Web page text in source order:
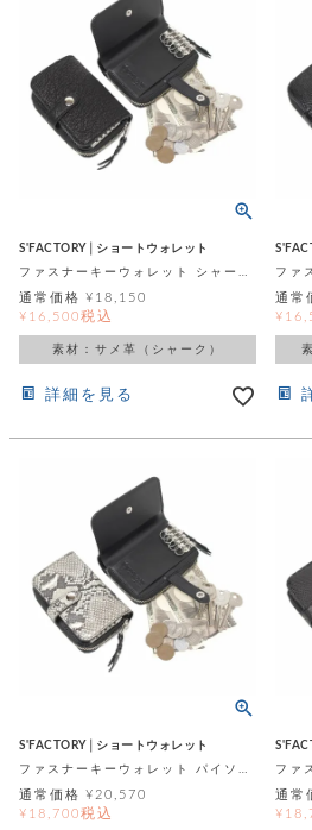
S'FACTORY│ショートウォレット
通常価格 ¥ 18,150
¥ 16,500税込
素材：サメ革（シャーク）
詳細を見る
通常
¥
S'FACTORY│ショートウォレット
通常価格 ¥ 20,570
¥ 18,700税込
通常
¥